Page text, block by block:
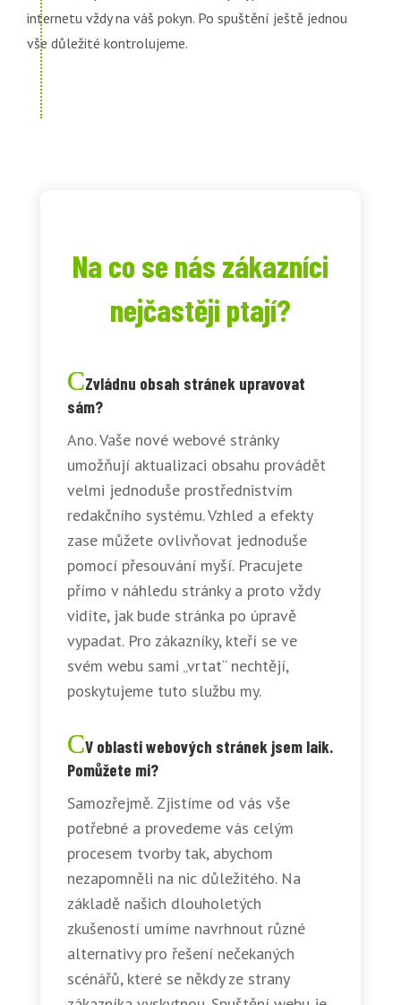
internetu vždy na váš pokyn. Po spuštění ještě jednou
vše důležité kontrolujeme.
Na co se nás zákazníci
nejčastěji ptají?
Zvládnu obsah stránek upravovat
sám?
Ano. Vaše nové webové stránky
umožňují aktualizaci obsahu provádět
velmi jednoduše prostřednistvím
redakčního systému. Vzhled a efekty
zase můžete ovlivňovat jednoduše
pomocí přesouvání myší. Pracujete
přímo v náhledu stránky a proto vždy
vidíte, jak bude stránka po úpravě
vypadat. Pro zákazníky, kteří se ve
svém webu sami „vrtat“ nechtějí,
poskytujeme tuto službu my.
V oblasti webových stránek jsem laik.
Pomůžete mi?
Samozřejmě. Zjistíme od vás vše
potřebné a provedeme vás celým
procesem tvorby tak, abychom
nezapomněli na nic důležitého. Na
základě našich dlouholetých
zkušeností umíme navrhnout různé
alternativy pro řešení nečekaných
scénářů, které se někdy ze strany